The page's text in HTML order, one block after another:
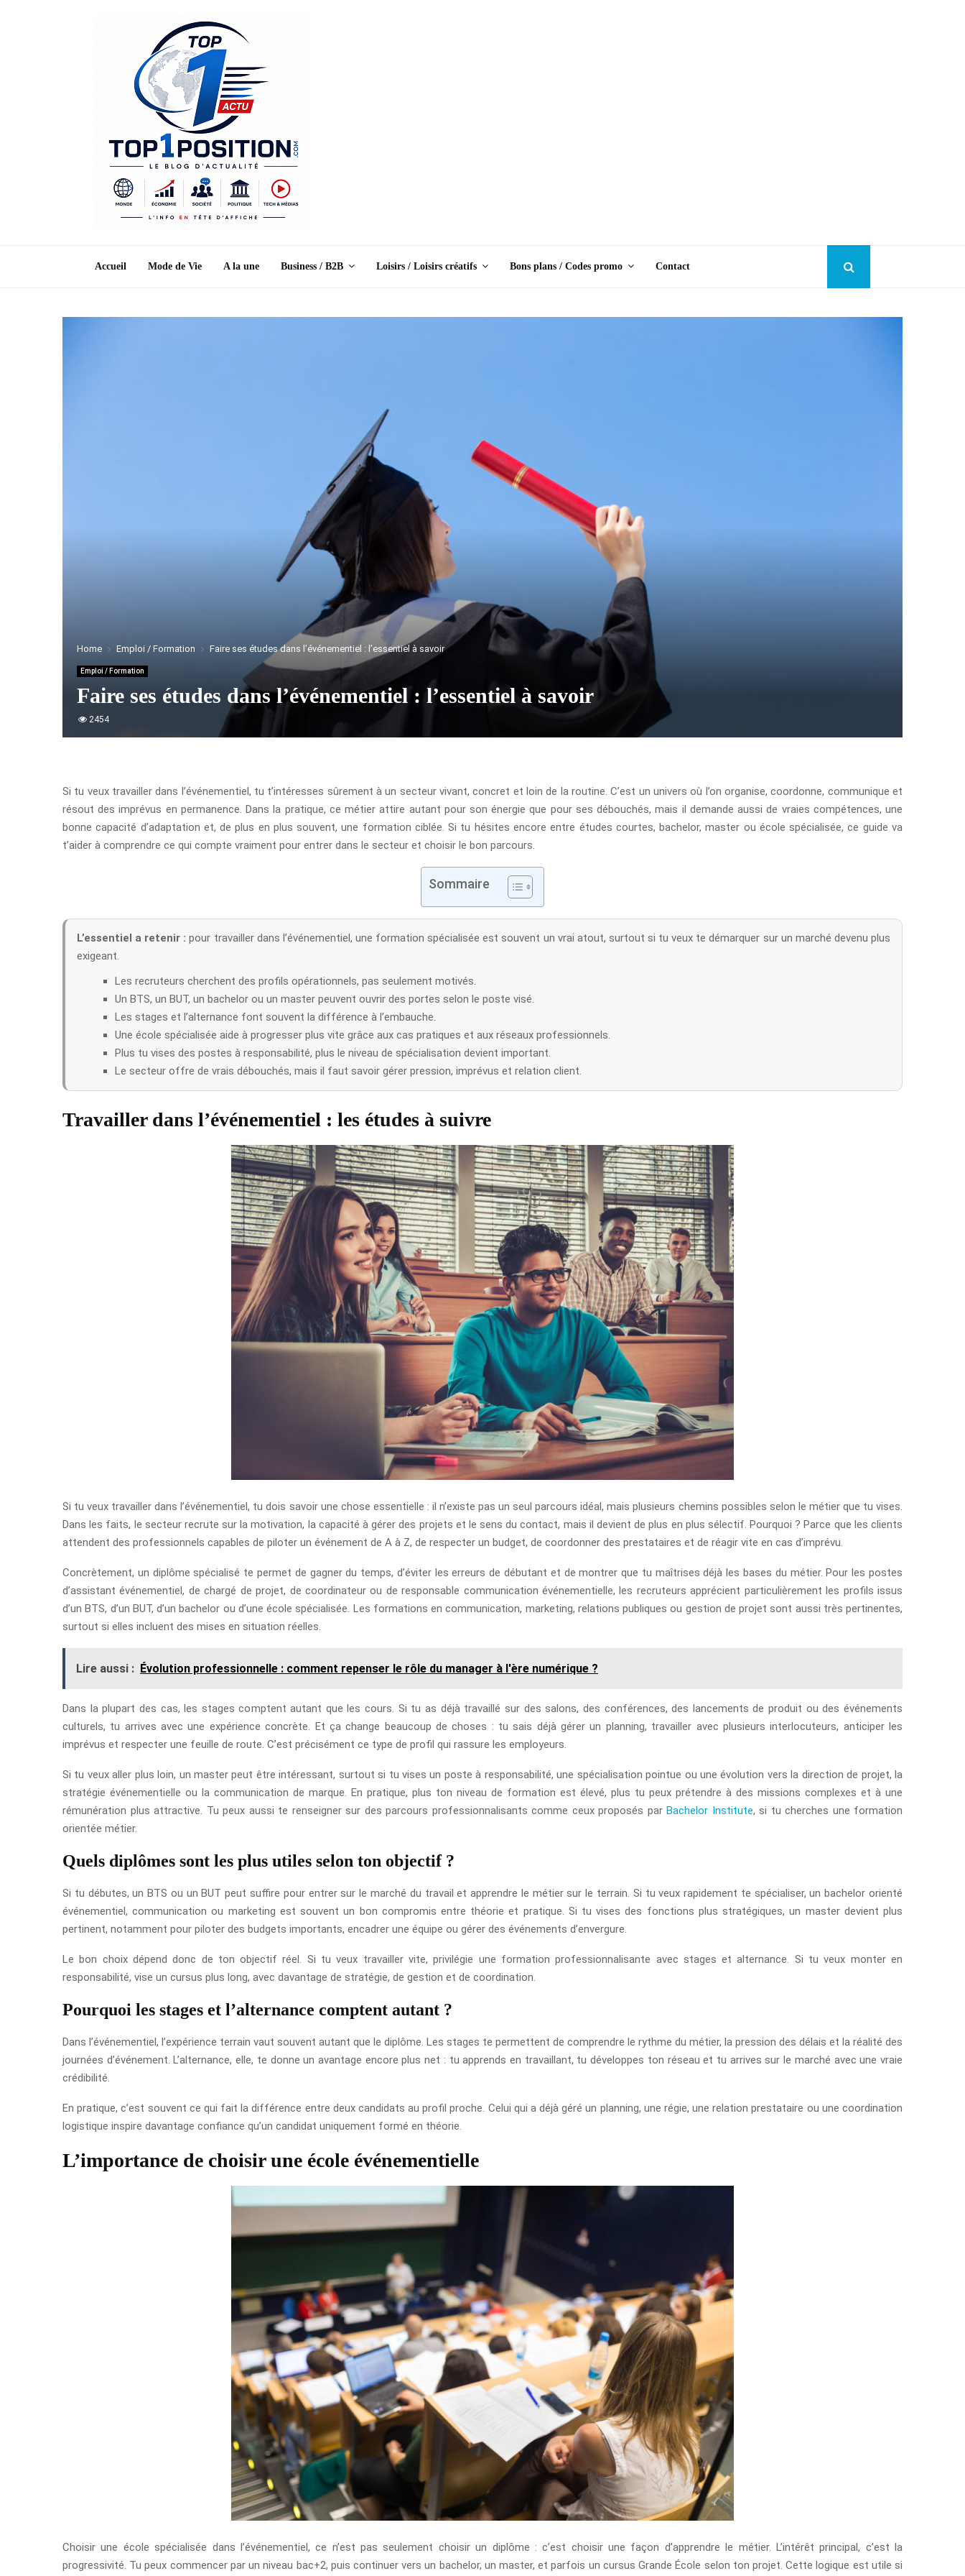
Accueil Mode de Vie A la une Business / B2B Loisirs / Loisirs créatifs Bons plans / Codes promo Contact
Home Emploi / Formation Faire ses études dans l’événementiel : l’essentiel à savoir
Emploi / Formation
Faire ses études dans l’événementiel : l’essentiel à savoir
2454
Si tu veux travailler dans l’événementiel, tu t’intéresses sûrement à un secteur vivant, concret et loin de la routine. C’est un univers où l’on organise, coordonne, communique et
résout des imprévus en permanence. Dans la pratique, ce métier attire autant pour son énergie que pour ses débouchés, mais il demande aussi de vraies compétences, une
bonne capacité d’adaptation et, de plus en plus souvent, une formation ciblée. Si tu hésites encore entre études courtes, bachelor, master ou école spécialisée, ce guide va
t’aider à comprendre ce qui compte vraiment pour entrer dans le secteur et choisir le bon parcours.
Sommaire
L’essentiel a retenir : pour travailler dans l’événementiel, une formation spécialisée est souvent un vrai atout, surtout si tu veux te démarquer sur un marché devenu plus
exigeant.
Les recruteurs cherchent des profils opérationnels, pas seulement motivés.
Un BTS, un BUT, un bachelor ou un master peuvent ouvrir des portes selon le poste visé.
Les stages et l’alternance font souvent la différence à l’embauche.
Une école spécialisée aide à progresser plus vite grâce aux cas pratiques et aux réseaux professionnels.
Plus tu vises des postes à responsabilité, plus le niveau de spécialisation devient important.
Le secteur offre de vrais débouchés, mais il faut savoir gérer pression, imprévus et relation client.
Travailler dans l’événementiel : les études à suivre
Si tu veux travailler dans l’événementiel, tu dois savoir une chose essentielle : il n’existe pas un seul parcours idéal, mais plusieurs chemins possibles selon le métier que tu vises.
Dans les faits, le secteur recrute sur la motivation, la capacité à gérer des projets et le sens du contact, mais il devient de plus en plus sélectif. Pourquoi ? Parce que les clients
attendent des professionnels capables de piloter un événement de A à Z, de respecter un budget, de coordonner des prestataires et de réagir vite en cas d’imprévu.
Concrètement, un diplôme spécialisé te permet de gagner du temps, d’éviter les erreurs de débutant et de montrer que tu maîtrises déjà les bases du métier. Pour les postes
d’assistant événementiel, de chargé de projet, de coordinateur ou de responsable communication événementielle, les recruteurs apprécient particulièrement les profils issus
d’un BTS, d’un BUT, d’un bachelor ou d’une école spécialisée. Les formations en communication, marketing, relations publiques ou gestion de projet sont aussi très pertinentes,
surtout si elles incluent des mises en situation réelles.
Lire aussi : Évolution professionnelle : comment repenser le rôle du manager à l'ère numérique ?
Dans la plupart des cas, les stages comptent autant que les cours. Si tu as déjà travaillé sur des salons, des conférences, des lancements de produit ou des événements
culturels, tu arrives avec une expérience concrète. Et ça change beaucoup de choses : tu sais déjà gérer un planning, travailler avec plusieurs interlocuteurs, anticiper les
imprévus et respecter une feuille de route. C’est précisément ce type de profil qui rassure les employeurs.
Si tu veux aller plus loin, un master peut être intéressant, surtout si tu vises un poste à responsabilité, une spécialisation pointue ou une évolution vers la direction de projet, la
stratégie événementielle ou la communication de marque. En pratique, plus ton niveau de formation est élevé, plus tu peux prétendre à des missions complexes et à une
rémunération plus attractive. Tu peux aussi te renseigner sur des parcours professionnalisants comme ceux proposés par Bachelor Institute, si tu cherches une formation
orientée métier.
Quels diplômes sont les plus utiles selon ton objectif ?
Si tu débutes, un BTS ou un BUT peut suffire pour entrer sur le marché du travail et apprendre le métier sur le terrain. Si tu veux rapidement te spécialiser, un bachelor orienté
événementiel, communication ou marketing est souvent un bon compromis entre théorie et pratique. Si tu vises des fonctions plus stratégiques, un master devient plus
pertinent, notamment pour piloter des budgets importants, encadrer une équipe ou gérer des événements d’envergure.
Le bon choix dépend donc de ton objectif réel. Si tu veux travailler vite, privilégie une formation professionnalisante avec stages et alternance. Si tu veux monter en
responsabilité, vise un cursus plus long, avec davantage de stratégie, de gestion et de coordination.
Pourquoi les stages et l’alternance comptent autant ?
Dans l’événementiel, l’expérience terrain vaut souvent autant que le diplôme. Les stages te permettent de comprendre le rythme du métier, la pression des délais et la réalité des
journées d’événement. L’alternance, elle, te donne un avantage encore plus net : tu apprends en travaillant, tu développes ton réseau et tu arrives sur le marché avec une vraie
crédibilité.
En pratique, c’est souvent ce qui fait la différence entre deux candidats au profil proche. Celui qui a déjà géré un planning, une régie, une relation prestataire ou une coordination
logistique inspire davantage confiance qu’un candidat uniquement formé en théorie.
L’importance de choisir une école événementielle
Choisir une école spécialisée dans l’événementiel, ce n’est pas seulement choisir un diplôme : c’est choisir une façon d’apprendre le métier. L’intérêt principal, c’est la
progressivité. Tu peux commencer par un niveau bac+2, puis continuer vers un bachelor, un master, et parfois un cursus Grande École selon ton projet. Cette logique est utile si